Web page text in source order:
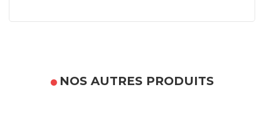
NOS AUTRES PRODUITS